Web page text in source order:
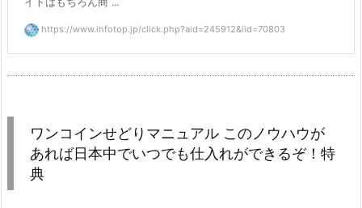
https://www.infotop.jp/click.php?aid=245912&iid=70803
ワンコインせどりマニュアル このノウハウが
あれば日本中でいつでも仕入れができるぞ！特
典